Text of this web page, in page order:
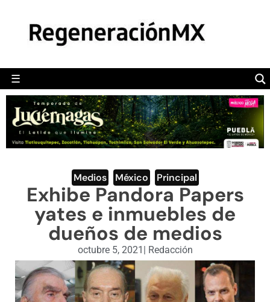
☰
POLÍTICA
CAMALEÓN
OPINIÓN
DEPORTES
ENGLISH SECTION
VIDEOS
Medios México Principal
Exhibe Pandora Papers
yates e inmuebles de
dueños de medios
octubre 5, 2021 | Redacción